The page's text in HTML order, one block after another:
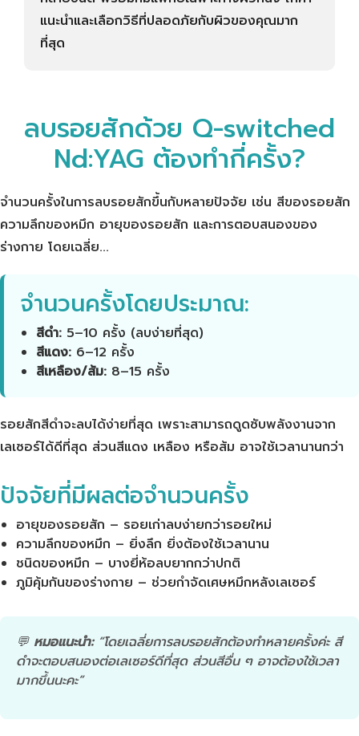
แนะนำและเลือกวิธีที่ปลอดภัยกับผิวของคุณมาก
ที่สุด
ลบรอยสักด้วย Q-switched
Nd:YAG ต้องทำกี่ครั้ง?
จำนวนครั้งในการลบรอยสักขึ้นกับหลายปัจจัย เช่น สีของรอยสัก
ความลึกของหมึก อายุของรอยสัก และการตอบสนองของ
ร่างกาย โดยเฉลี่ย...
จำนวนครั้งโดยประมาณ:
สีดำ: 5–10 ครั้ง (ลบง่ายที่สุด)
สีแดง: 6–12 ครั้ง
สีเหลือง/ส้ม: 8–15 ครั้ง
รอยสักสีดำจะลบได้ง่ายที่สุด เพราะสามารถดูดซับพลังงานจาก
เลเซอร์ได้ดีที่สุด ส่วนสีแดง เหลือง หรือส้ม อาจใช้เวลานานกว่า
ปัจจัยที่มีผลต่อจำนวนครั้ง
อายุของรอยสัก – รอยเก่าลบง่ายกว่ารอยใหม่
ความลึกของหมึก – ยิ่งลึก ยิ่งต้องใช้เวลานาน
ชนิดของหมึก – บางยี่ห้อลบยากกว่าปกติ
ภูมิคุ้มกันของร่างกาย – ช่วยกำจัดเศษหมึกหลังเลเซอร์
💬 หมอแนะนำ:“โดยเฉลี่ยการลบรอยสักต้องทำหลายครั้งค่ะ สี
ดำจะตอบสนองต่อเลเซอร์ดีที่สุด ส่วนสีอื่น ๆ อาจต้องใช้เวลา
มากขึ้นนะคะ”